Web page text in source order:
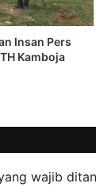
Insan Pers
Kamboja
wajib